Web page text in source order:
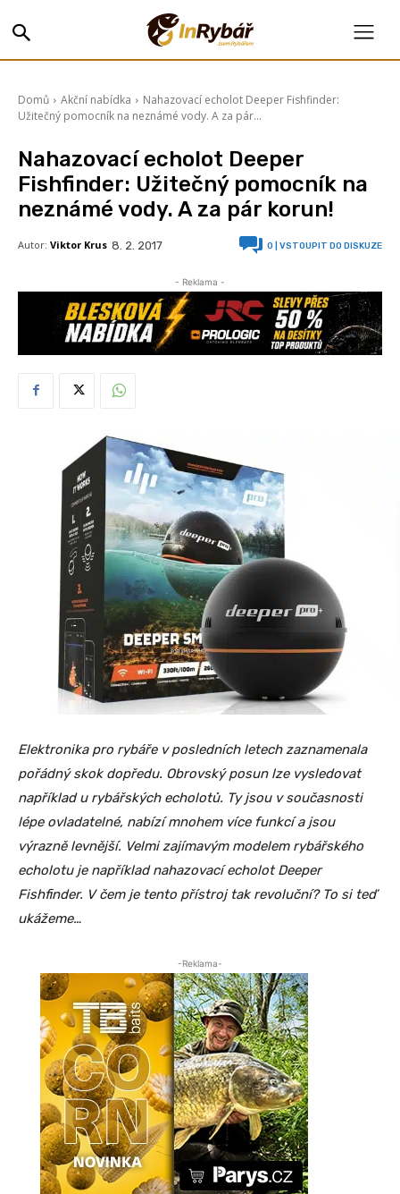
Domů Akční nabídka
Nahazovací echolot Deeper Fishfinder:
Užitečný pomocník na neznámé vody. A za pár...
Nahazovací echolot Deeper
Fishfinder: Užitečný pomocník na
neznámé vody. A za pár korun!
Autor: Viktor Krus 8. 2. 2017 0 | VSTOUPIT DO DISKUZE
- Reklama -
Elektronika pro rybáře v posledních letech zaznamenala
pořádný skok dopředu. Obrovský posun lze vysledovat
například u rybářských echolotů. Ty jsou v současnosti
lépe ovladatelné, nabízí mnohem více funkcí a jsou
výrazně levnější. Velmi zajímavým modelem rybářského
echolotu je například nahazovací echolot Deeper
Fishfinder. V čem je tento přístroj tak revoluční? To si teď
ukážeme…
-Reklama-